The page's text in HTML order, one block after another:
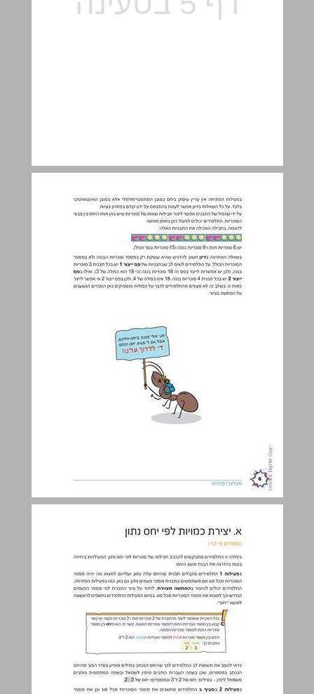
א. יצירת כמויות לפי יחס נתון ... 7